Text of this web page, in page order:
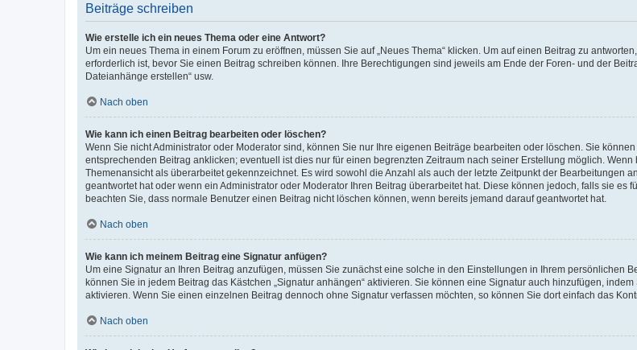
Beiträge schreiben
Wie erstelle ich ein neues Thema oder eine Antwort?
Um ein neues Thema in einem Forum zu eröffnen, müssen Sie auf „Neues Thema“ klicken. Um auf einen Beitrag zu
erforderlich ist, bevor Sie einen Beitrag schreiben können. Ihre Berechtigungen sind jeweils am Ende der Foren- und der
Dateianhänge erstellen“ usw.
Nach oben
Wie kann ich einen Beitrag bearbeiten oder löschen?
Wenn Sie nicht Administrator oder Moderator sind, können Sie nur Ihre eigenen Beiträge bearbeiten oder löschen. Sie
entsprechenden Beitrag anklicken; eventuell ist dies nur für einen begrenzten Zeitraum nach seiner Erstellung möglich.
Themenansicht als überarbeitet gekennzeichnet. Es wird sowohl die Anzahl als auch der letzte Zeitpunkt der Bearbeitungen
geantwortet hat oder wenn ein Administrator oder Moderator Ihren Beitrag überarbeitet hat. Diese können jedoch, falls sie
beachten Sie, dass normale Benutzer einen Beitrag nicht löschen können, wenn bereits jemand darauf geantwortet hat.
Nach oben
Wie kann ich meinem Beitrag eine Signatur anfügen?
Um eine Signatur an Ihren Beitrag anzufügen, müssen Sie zunächst eine solche in den Einstellungen in Ihrem persönlichen
können Sie in jedem Beitrag das Kästchen „Signatur anhängen“ aktivieren. Sie können eine Signatur auch hinzufügen,
aktivieren. Wenn Sie einen einzelnen Beitrag dennoch ohne Signatur verfassen möchten, so können Sie dort einfach das
Nach oben